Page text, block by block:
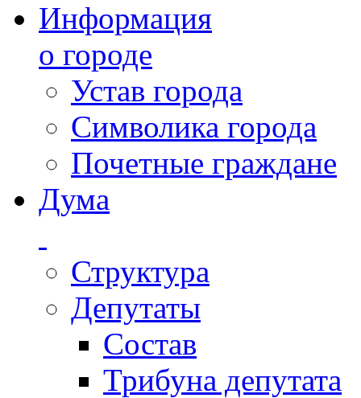
Информация
о городе
Устав города
Символика города
Почетные граждане
Дума
Структура
Депутаты
Состав
Трибуна депутата